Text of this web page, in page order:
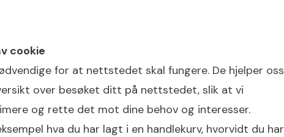
cookie
for at nettstedet skal fungere. De hjelper oss
over besøket ditt på nettstedet, slik at vi
og rette det mot dine behov og interesser.
hva du har lagt i en handlekurv, hvorvidt du har